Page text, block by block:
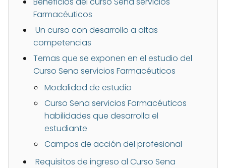
Farmacéuticos
Un curso con desarrollo a altas
competencias
Temas que se exponen en el estudio del
Curso Sena servicios Farmacéuticos
Modalidad de estudio
Curso Sena servicios Farmacéuticos
habilidades que desarrolla el
estudiante
Campos de acción del profesional
Requisitos de ingreso al Curso Sena